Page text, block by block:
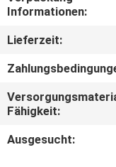
BITTE UM
EIN
ANGEBOT
Informationen:
Lieferzeit:
Fähigkeit:
Ausgesucht: